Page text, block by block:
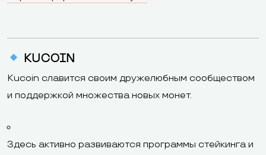
KUCOIN
Kucoin славится своим дружелюбным сообществом
и поддержкой множества новых монет.
Здесь активно развиваются программы стейкинга и